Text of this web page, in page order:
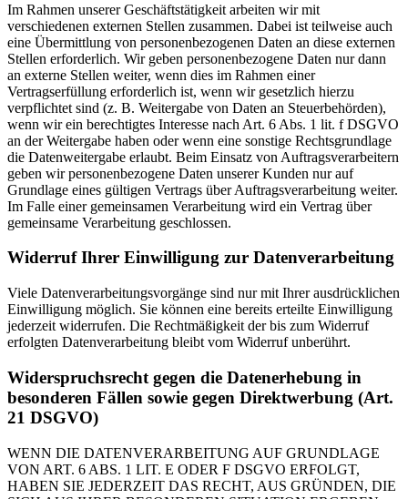
Im Rahmen unserer Geschäftstätigkeit arbeiten wir mit
verschiedenen externen Stellen zusammen. Dabei ist teilweise auch
eine Übermittlung von personenbezogenen Daten an diese externen
Stellen erforderlich. Wir geben personenbezogene Daten nur dann
an externe Stellen weiter, wenn dies im Rahmen einer
Vertragserfüllung erforderlich ist, wenn wir gesetzlich hierzu
verpflichtet sind (z. B. Weitergabe von Daten an Steuerbehörden),
wenn wir ein berechtigtes Interesse nach Art. 6 Abs. 1 lit. f DSGVO
an der Weitergabe haben oder wenn eine sonstige Rechtsgrundlage
die Datenweitergabe erlaubt. Beim Einsatz von Auftragsverarbeitern
geben wir personenbezogene Daten unserer Kunden nur auf
Grundlage eines gültigen Vertrags über Auftragsverarbeitung weiter.
Im Falle einer gemeinsamen Verarbeitung wird ein Vertrag über
gemeinsame Verarbeitung geschlossen.
Widerruf Ihrer Einwilligung zur Datenverarbeitung
Viele Datenverarbeitungsvorgänge sind nur mit Ihrer ausdrücklichen
Einwilligung möglich. Sie können eine bereits erteilte Einwilligung
jederzeit widerrufen. Die Rechtmäßigkeit der bis zum Widerruf
erfolgten Datenverarbeitung bleibt vom Widerruf unberührt.
Widerspruchsrecht gegen die Datenerhebung in
besonderen Fällen sowie gegen Direktwerbung (Art.
21 DSGVO)
WENN DIE DATENVERARBEITUNG AUF GRUNDLAGE
VON ART. 6 ABS. 1 LIT. E ODER F DSGVO ERFOLGT,
HABEN SIE JEDERZEIT DAS RECHT, AUS GRÜNDEN, DIE